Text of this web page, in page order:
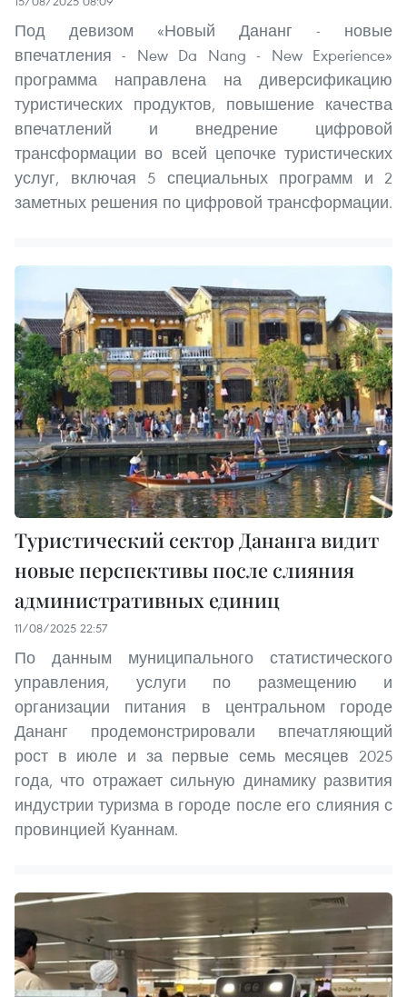
Под девизом «Новый Дананг - новые
впечатления - New Da Nang - New Experience»
программа направлена на диверсификацию
туристических продуктов, повышение качества
впечатлений и внедрение цифровой
трансформации во всей цепочке туристических
услуг, включая 5 специальных программ и 2
заметных решения по цифровой трансформации.
Туристический сектор Дананга видит
новые перспективы после слияния
административных единиц
11/08/2025 22:57
По данным муниципального статистического
управления, услуги по размещению и
организации питания в центральном городе
Дананг продемонстрировали впечатляющий
рост в июле и за первые семь месяцев 2025
года, что отражает сильную динамику развития
индустрии туризма в городе после его слияния с
провинцией Куаннам.